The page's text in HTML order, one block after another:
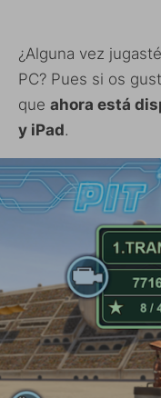
¿Alguna vez
PC? Pues si os
que ahora está
y iPad.